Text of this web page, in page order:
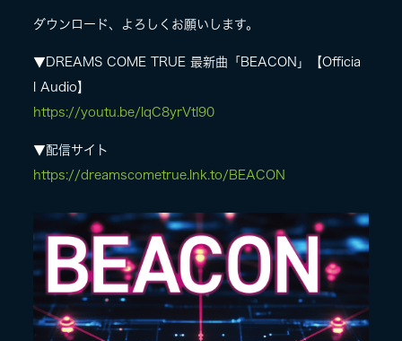
MASA BLOG
ダウンロード、よろしくお願いします。
▼DREAMS COME TRUE 最新曲「BEACON」【Officia
l Audio】
https://youtu.be/lqC8yrVtI90
▼配信サイト
https://dreamscometrue.lnk.to/BEACON